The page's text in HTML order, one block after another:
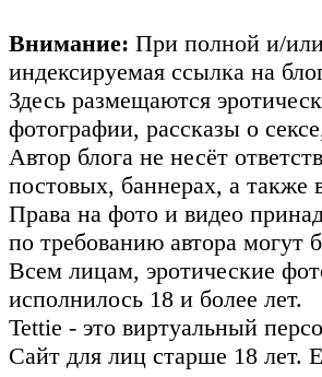
Внимание: При полной и/или
индексируемая ссылка на
Здесь размещаются
фотографии, рассказы о
Автор блога не несёт
постовых, баннерах, а
Права на фото и видео
по требованию автора могут
Всем лицам, эротические
исполнилось 18 и более лет.
Tettie - это виртуальный
Сайт для лиц старше 18 лет.